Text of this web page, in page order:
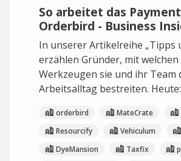
So arbeitet das
Orderbird - Business
In unserer Artikelreihe „Tipps
erzählen Gründer, mit welchen
Werkzeugen sie und ihr Team
Arbeitsalltag bestreiten.
orderbird MateCrate
Resourcify
Vehiculum
DyeMansion
Taxfix